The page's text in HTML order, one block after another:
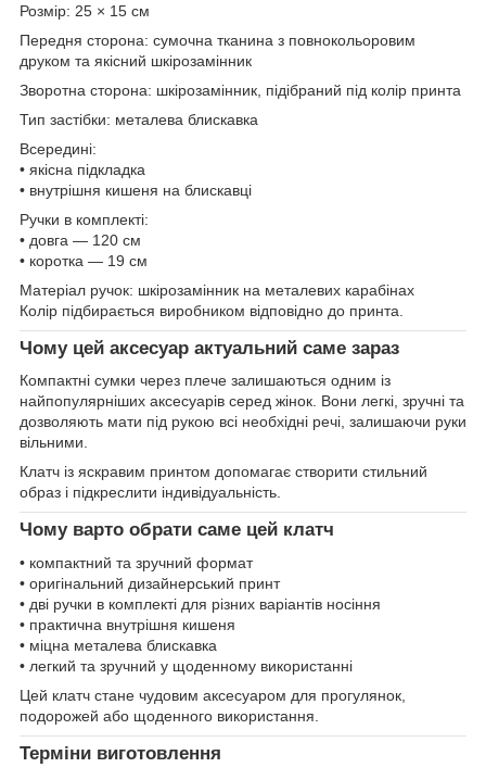
Розмір: 25 × 15 см
Передня сторона: сумочна тканина з повнокольоровим
друком та якісний шкірозамінник
Зворотна сторона: шкірозамінник, підібраний під колір принта
Тип застібки: металева блискавка
Всередині:
• якісна підкладка
• внутрішня кишеня на блискавці
Ручки в комплекті:
• довга — 120 см
• коротка — 19 см
Матеріал ручок: шкірозамінник на металевих карабінах
Колір підбирається виробником відповідно до принта.
Чому цей аксесуар актуальний саме зараз
Компактні сумки через плече залишаються одним із
найпопулярніших аксесуарів серед жінок. Вони легкі, зручні та
дозволяють мати під рукою всі необхідні речі, залишаючи руки
вільними.
Клатч із яскравим принтом допомагає створити стильний
образ і підкреслити індивідуальність.
Чому варто обрати саме цей клатч
• компактний та зручний формат
• оригінальний дизайнерський принт
• дві ручки в комплекті для різних варіантів носіння
• практична внутрішня кишеня
• міцна металева блискавка
• легкий та зручний у щоденному використанні
Цей клатч стане чудовим аксесуаром для прогулянок,
подорожей або щоденного використання.
Терміни виготовлення